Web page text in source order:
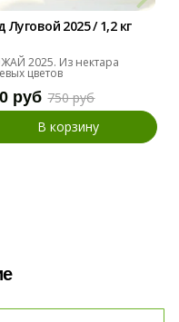
Луговой 2025 / 1,2 кг
2025. Из нектара
цветов
руб 750 руб
В корзину